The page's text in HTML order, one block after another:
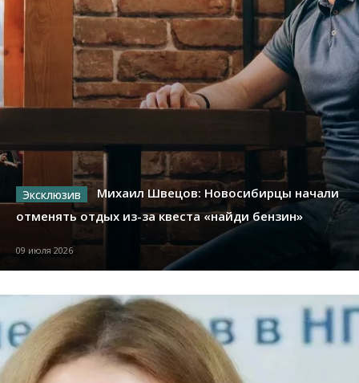
Михаил Швецов: Новосибирцы начали
отменять отдых из-за квеста «найди бензин»
09 июля 2026